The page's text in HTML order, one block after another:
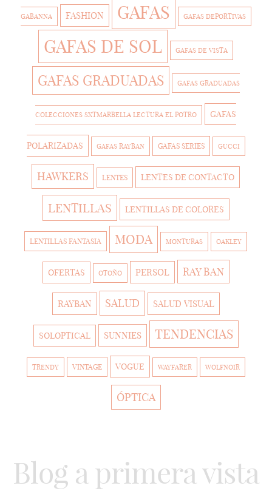
GABANNA FASHION GAFAS GAFAS DEPORTIVAS
GAFAS DE SOL GAFAS DE VISTA
GAFAS GRADUADAS GAFAS GRADUADAS
COLECCIONES SXTMARBELLA LECTURA EL POTRO GAFAS
POLARIZADAS GAFAS RAYBAN GAFAS SERIES GUCCI
HAWKERS LENTES LENTES DE CONTACTO
LENTILLAS LENTILLAS DE COLORES
LENTILLAS FANTASIA MODA MONTURAS OAKLEY
OFERTAS OTOÑO PERSOL RAY BAN
RAYBAN SALUD SALUD VISUAL
SOLOPTICAL SUNNIES TENDENCIAS
TRENDY VINTAGE VOGUE WAYFARER WOLFNOIR
ÓPTICA
Blog a primera vista